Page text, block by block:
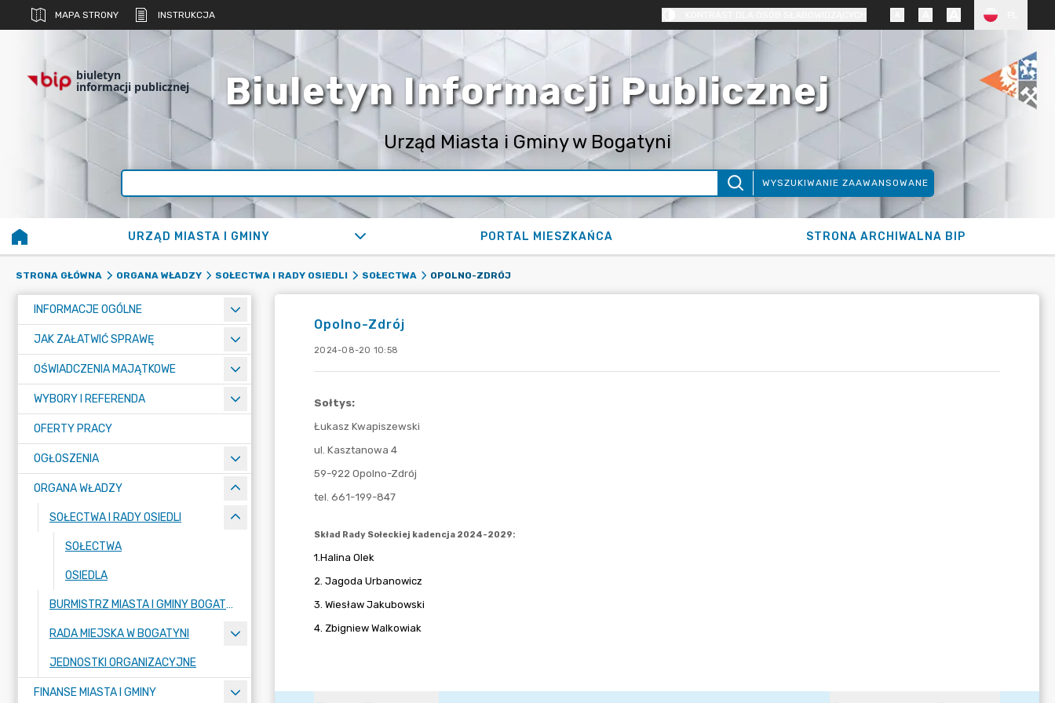
MAPA STRONY INSTRUKCJA
biuletyn
informacji publicznej Biuletyn Informacji Publicznej
Urząd Miasta i Gminy w Bogatyni
WYSZUKIWANIE ZAAWANSOWANE
URZĄD MIASTA I GMINY PORTAL MIESZKAŃCA STRONA ARCHIWALNA BIP
STRONA GŁÓWNA ORGANA WŁADZY SOŁECTWA I RADY OSIEDLI SOŁECTWA OPOLNO-ZDRÓJ
INFORMACJE OGÓLNE
JAK ZAŁATWIĆ SPRAWĘ
OŚWIADCZENIA MAJĄTKOWE
WYBORY I REFERENDA
OFERTY PRACY
OGŁOSZENIA
ORGANA WŁADZY
SOŁECTWA I RADY OSIEDLI
SOŁECTWA
OSIEDLA
BURMISTRZ MIASTA I GMINY BOGATYNIA
RADA MIEJSKA W BOGATYNI
JEDNOSTKI ORGANIZACYJNE
FINANSE MIASTA I GMINY
Opolno-Zdrój
2024-08-20 10:58